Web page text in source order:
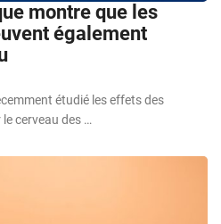
montre que les
également
étudié les effets des
cerveau des …